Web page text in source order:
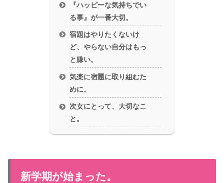
『ハッピーな気持ちでい
る事』が一番大切。
宿題はやりたくないけ
ど、やらない自分はもっ
と嫌い。
気楽に宿題に取り組むた
めに。
次女にとって、大切なこ
と。
新学期が始まった。